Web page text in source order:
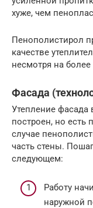
хуже, чем
Пенополистирол
качестве
несмотря на
Фасада
Утепление фасада
построен, но есть
случае
часть стены.
следующем:
Работу
наружной